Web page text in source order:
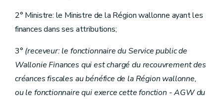
2° Ministre: le Ministre de la Région wallonne ayant les
finances dans ses attributions;
3° (receveur: le fonctionnaire du Service public de
Wallonie Finances qui est chargé du recouvrement des
créances fiscales au bénéfice de la Région wallonne,
ou le fonctionnaire qui exerce cette fonction - AGW du